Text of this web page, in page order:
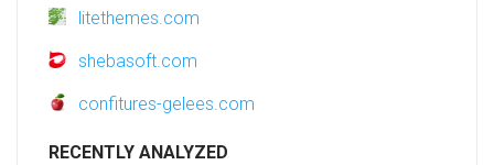
litethemes.com
shebasoft.com
confitures-gelees.com
RECENTLY ANALYZED